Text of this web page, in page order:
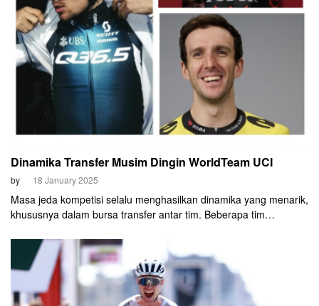
Dinamika Transfer Musim Dingin WorldTeam UCI
by 18 January 2025
Masa jeda kompetisi selalu menghasilkan dinamika yang menarik,
khususnya dalam bursa transfer antar tim. Beberapa tim
2025. Sedangkan, para cyclist akan mendapatkan rumah baru
untuk kariernya.